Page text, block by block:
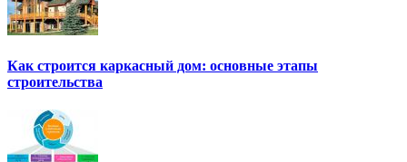
Как строится каркасный дом: основные этапы
строительства